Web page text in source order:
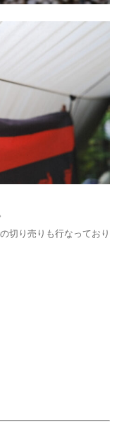
切り売りも行なっており